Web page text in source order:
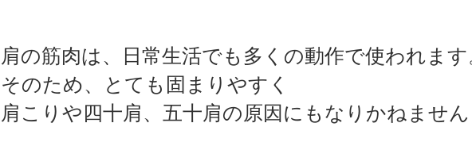
肩の筋肉は、日常生活でも多くの動作で使われます
そのため、とても固まりやすく
肩こりや四十肩、五十肩の原因にもなりかねません